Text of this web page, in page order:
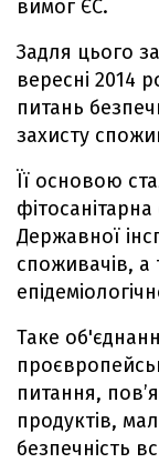
вимог ЄС.
Задля цього
вересні 2014
питань
захисту
Її основою
Державної
споживачів, а
Таке
питання,
продуктів,
безпечність